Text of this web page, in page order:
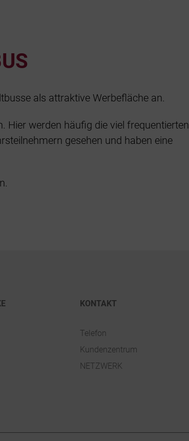
als attraktive Werbefläche an.
Hier werden häufig die viel frequentierten
gesehen und haben eine
KONTAKT
Telefon
Kundenzentrum
NETZWERK